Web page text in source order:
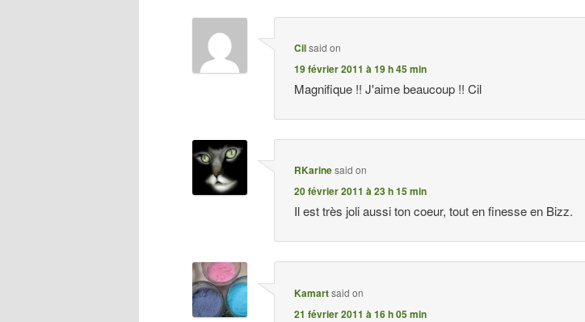
Cilsaid on
19 février 2011 à 19 h 45 min
Magnifique !! J'aime beaucoup !! Cil
RKarinesaid on
20 février 2011 à 23 h 15 min
Il est très joli aussi ton coeur, tout en finesse en Bizz.
Kamartsaid on
21 février 2011 à 16 h 05 min